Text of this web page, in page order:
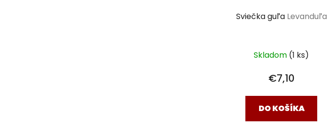
Sviečka guľa Levanduľa
Skladom (1 ks)
€7,10
DO KOŠÍKA